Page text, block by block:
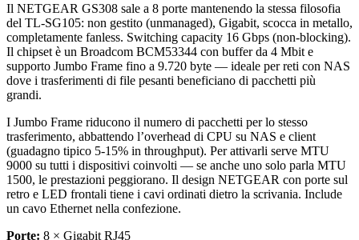
Il NETGEAR GS308 sale a 8 porte mantenendo la stessa filosofia
del TL-SG105: non gestito (unmanaged), Gigabit, scocca in metallo,
completamente fanless. Switching capacity 16 Gbps (non-blocking).
Il chipset è un Broadcom BCM53344 con buffer da 4 Mbit e
supporto Jumbo Frame fino a 9.720 byte — ideale per reti con NAS
dove i trasferimenti di file pesanti beneficiano di pacchetti più
grandi.
I Jumbo Frame riducono il numero di pacchetti per lo stesso
trasferimento, abbattendo l’overhead di CPU su NAS e client
(guadagno tipico 5-15% in throughput). Per attivarli serve MTU
9000 su tutti i dispositivi coinvolti — se anche uno solo parla MTU
1500, le prestazioni peggiorano. Il design NETGEAR con porte sul
retro e LED frontali tiene i cavi ordinati dietro la scrivania. Include
un cavo Ethernet nella confezione.
Porte: 8 × Gigabit RJ45